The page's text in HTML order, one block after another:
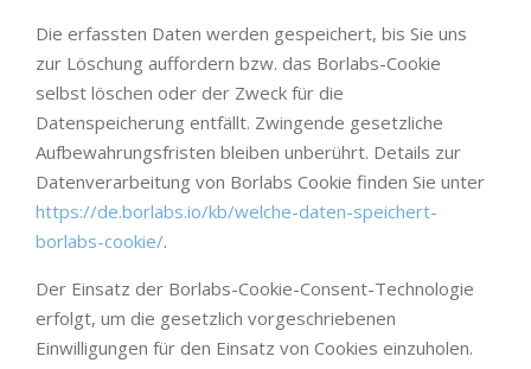
Die erfassten Daten werden gespeichert, bis Sie uns
zur Löschung auffordern bzw. das Borlabs-Cookie
selbst löschen oder der Zweck für die
Datenspeicherung entfällt. Zwingende gesetzliche
Aufbewahrungsfristen bleiben unberührt. Details zur
Datenverarbeitung von Borlabs Cookie finden Sie unter
https://de.borlabs.io/kb/welche-daten-speichert-
borlabs-cookie/.
Der Einsatz der Borlabs-Cookie-Consent-Technologie
erfolgt, um die gesetzlich vorgeschriebenen
Einwilligungen für den Einsatz von Cookies einzuholen.